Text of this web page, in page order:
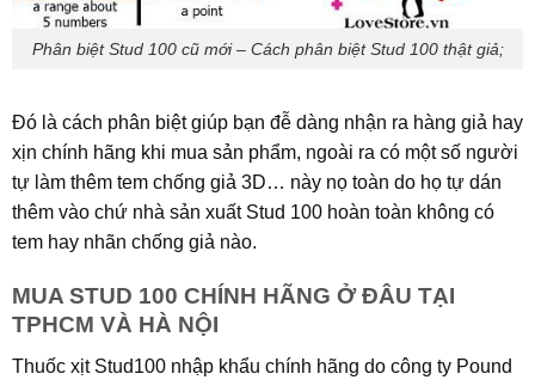
Phân biệt Stud 100 cũ mới – Cách phân biệt Stud 100 thật giả;
Đó là cách phân biệt giúp bạn đễ dàng nhận ra hàng giả hay
xịn chính hãng khi mua sản phẩm, ngoài ra có một số người
tự làm thêm tem chống giả 3D… này nọ toàn do họ tự dán
thêm vào chứ nhà sản xuất Stud 100 hoàn toàn không có
tem hay nhãn chống giả nào.
MUA STUD 100 CHÍNH HÃNG Ở ĐÂU TẠI
TPHCM VÀ HÀ NỘI
Thuốc xịt Stud100 nhập khẩu chính hãng do công ty Pound